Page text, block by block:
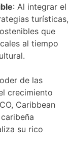
: Al integrar el
turísticas,
que
al tiempo
de las
crecimiento
Caribbean
su rico